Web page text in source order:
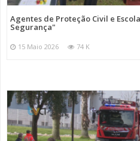
Agentes de Proteção Civil e
Segurança"
15 Maio 2026 74 K